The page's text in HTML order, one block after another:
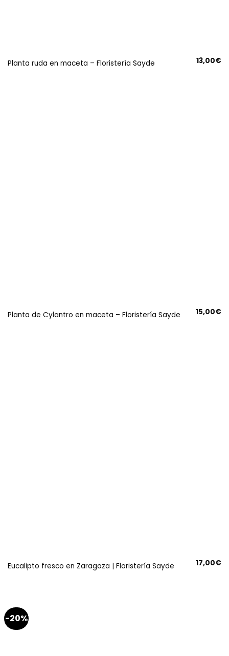
Planta ruda en maceta – Floristería Sayde 13,00€
Planta de Cylantro en maceta – Floristería Sayde 15,00€
Eucalipto fresco en Zaragoza | Floristería Sayde 17,00€
-20%